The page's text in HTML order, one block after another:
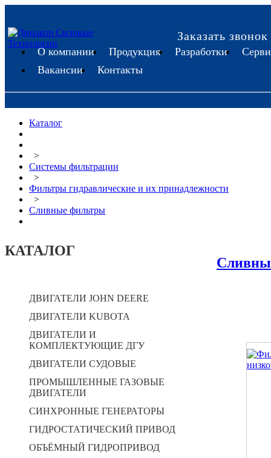
Заказать звонок
О компании Продукция Разработки
Вакансии
Контакты
Каталог
>
Системы фильтрации
>
Фильтры гидравлические и их принадлежности
>
Сливные фильтры
КАТАЛОГ
ДВИГАТЕЛИ JOHN DEERE
ДВИГАТЕЛИ KUBOTA
ДВИГАТЕЛИ И
КОМПЛЕКТУЮЩИЕ ДГУ
ДВИГАТЕЛИ СУДОВЫЕ
ПРОМЫШЛЕННЫЕ ГАЗОВЫЕ
ДВИГАТЕЛИ
СИНХРОННЫЕ ГЕНЕРАТОРЫ
ГИДРОСТАТИЧЕСКИЙ ПРИВОД
ОБЪЁМНЫЙ ГИДРОПРИВОД